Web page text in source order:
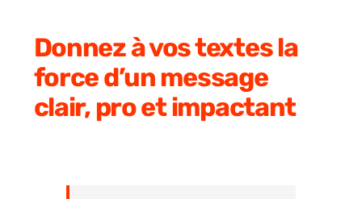
Donnez à vos textes la
force d’un message
clair, pro et impactant